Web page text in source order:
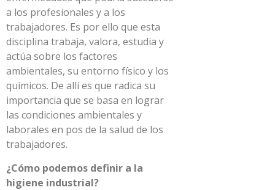
a los profesionales y a los
trabajadores. Es por ello que esta
disciplina trabaja, valora, estudia y
actúa sobre los factores
ambientales, su entorno físico y los
químicos. De allí es que radica su
importancia que se basa en lograr
las condiciones ambientales y
laborales en pos de la salud de los
trabajadores.
¿Cómo podemos definir a la
higiene industrial?